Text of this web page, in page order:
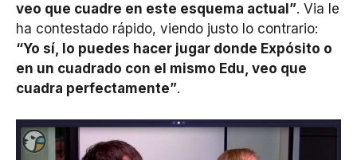
veo que cuadre en este esquema actual”. Via le
ha contestado rápido, viendo justo lo contrario:
“Yo sí, lo puedes hacer jugar donde Expósito o
en un cuadrado con el mismo Edu, veo que
cuadra perfectamente”.